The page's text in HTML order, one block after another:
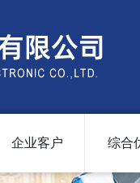
企业客户 综合